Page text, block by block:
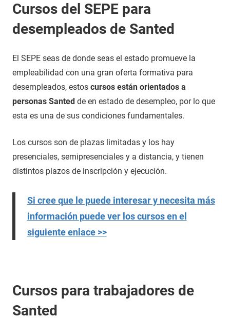
Cursos del SEPE para
desempleados de Santed
El SEPE seas de donde seas el estado promueve la
empleabilidad con una gran oferta formativa para
desempleados, estos cursos están orientados a
personas Santed de en estado de desempleo, por lo que
esta es una de sus condiciones fundamentales.
Los cursos son de plazas limitadas y los hay
presenciales, semipresenciales y a distancia, y tienen
distintos plazos de inscripción y ejecución.
Si cree que le puede interesar y necesita más
información puede ver los cursos en el
siguiente enlace >>
Cursos para trabajadores de
Santed